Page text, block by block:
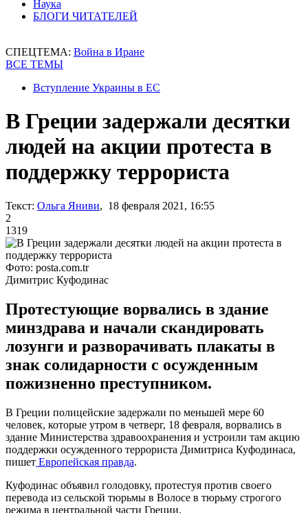
Наука
БЛОГИ ЧИТАТЕЛЕЙ
СПЕЦТЕМА: Война в Иране
ВСЕ ТЕМЫ
Вступление Украины в ЕС
В Греции задержали десятки
людей на акции протеста в
поддержку террориста
Текст: Ольга Яниви, 18 февраля 2021, 16:55
2
1319
Фото: posta.com.tr
Димитрис Куфодинас
Протестующие ворвались в здание
минздрава и начали скандировать
лозунги и разворачивать плакаты в
знак солидарности с осужденным
пожизненно преступником.
В Греции полицейские задержали по меньшей мере 60
человек, которые утром в четверг, 18 февраля, ворвались в
здание Министерства здравоохранения и устроили там акцию
поддержки осужденного террориста Димитриса Куфодинаса,
пишет Европейская правда.
Куфодинас объявил голодовку, протестуя против своего
перевода из сельской тюрьмы в Волосе в тюрьму строгого
режима в центральной части Греции.